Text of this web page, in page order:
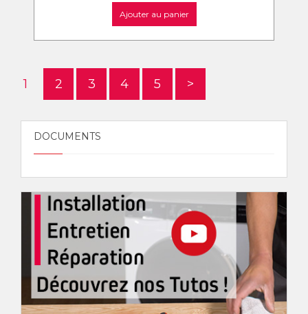
Ajouter au panier
1 2 3 4 5 >
DOCUMENTS